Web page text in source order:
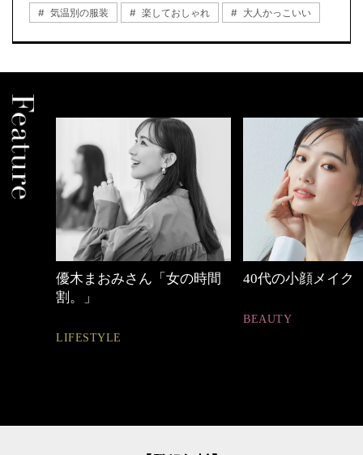
気温別の服装
楽しておしゃれ 大人かっこいい
優木まおみさん「女の時間
割。」
LIFESTYLE
40代の小顔メイク
BEAUTY